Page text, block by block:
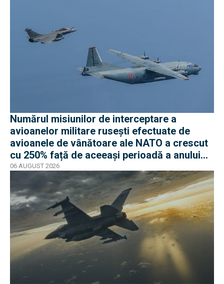
Numărul misiunilor de interceptare a
avioanelor militare rusești efectuate de
avioanele de vânătoare ale NATO a crescut
cu 250% față de aceeași perioadă a anului
trecut
06 AUGUST 2026